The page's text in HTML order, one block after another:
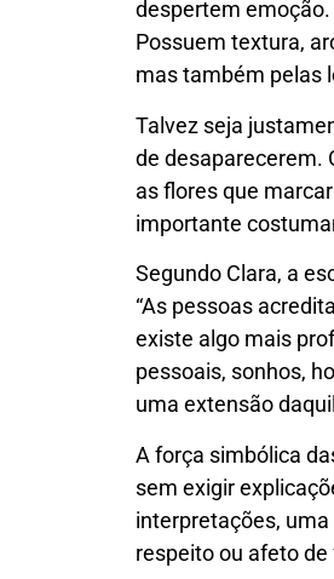
despertem
Possuem textura,
mas também pelas
Talvez seja
de desaparecerem.
as flores que
importante
Segundo Clara, a
“As pessoas
existe algo mais
pessoais, sonhos,
uma extensão
A força simbólica
sem exigir
interpretações,
respeito ou afeto